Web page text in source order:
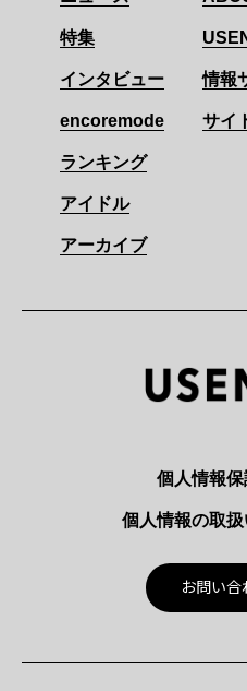
特集
インタビュー
encoremode
ランキング
アイドル
アーカイブ
情報
サイ
個人情報
個人情報の取
お問い合